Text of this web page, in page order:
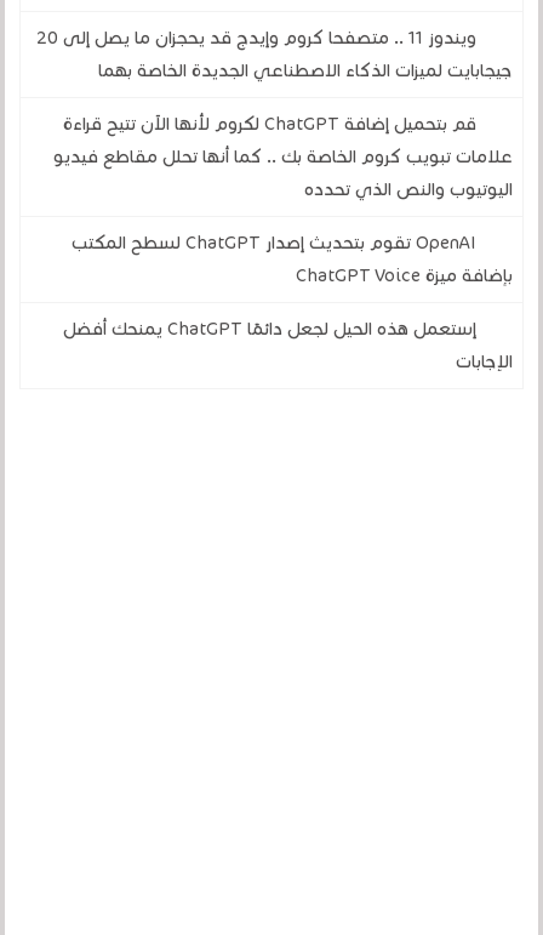
ويندوز 11 .. متصفحا كروم وإيدج قد يحجزان ما يصل إلى 20
جيجابايت لميزات الذكاء الاصطناعي الجديدة الخاصة بهما
قم بتحميل إضافة ChatGPT لكروم لأنها الآن تتيح قراءة
علامات تبويب كروم الخاصة بك .. كما أنها تحلل مقاطع فيديو
اليوتيوب والنص الذي تحدده
OpenAI تقوم بتحديث إصدار ChatGPT لسطح المكتب
بإضافة ميزة ChatGPT Voice
إستعمل هذه الحيل لجعل دائمًا ChatGPT يمنحك أفضل
الإجابات